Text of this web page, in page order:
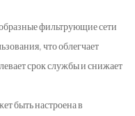
фильтрующие сети
что облегчает
срок службы и снижает
быть настроена в